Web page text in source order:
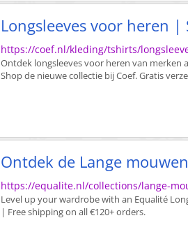
Longsleeves voor heren |
https://coef.nl/kleding/tshirts/
Ontdek longsleeves voor heren van merken
Shop de nieuwe collectie bij Coef. Gratis
Ontdek de Lange
https://equalite.nl/collections/lange-
Level up your wardrobe with an Equalité
| Free shipping on all €120+ orders.